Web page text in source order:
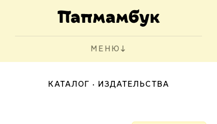
МЕНЮ
КАТАЛОГ ИЗДАТЕЛЬСТВА